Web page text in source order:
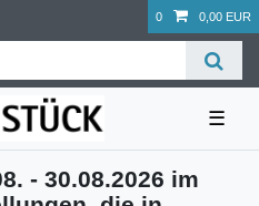
0 0,00 EUR
☰
- 30.08.2026 im